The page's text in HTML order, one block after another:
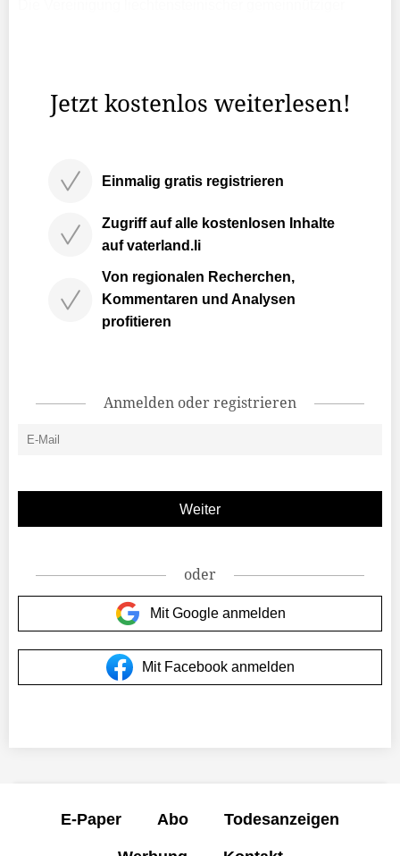
Jetzt kostenlos weiterlesen!
Einmalig gratis registrieren
Zugriff auf alle kostenlosen Inhalte
auf vaterland.li
Von regionalen Recherchen,
Kommentaren und Analysen
profitieren
Anmelden oder registrieren
oder
Mit Google anmelden
Mit Facebook anmelden
E-Paper Abo Todesanzeigen